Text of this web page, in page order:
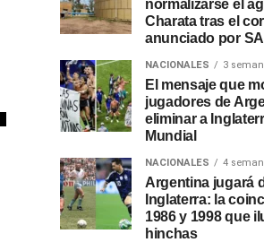
normalizarse el
Charata tras el
anunciado por
NACIONALES 3
El mensaje que
jugadores de
eliminar a
Mundial
NACIONALES 4
Argentina jugará
Inglaterra: la
1986 y 1998 que
hinchas